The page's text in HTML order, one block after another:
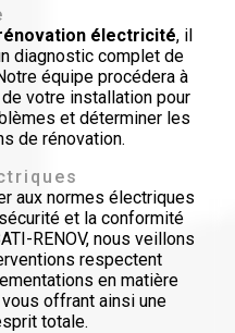
électricité, il
diagnostic complet de
équipe procédera à
votre installation pour
et déterminer les
de rénovation.
aux normes électriques
et la conformité
RENOV, nous veillons
respectent
en matière
offrant ainsi une
totale.